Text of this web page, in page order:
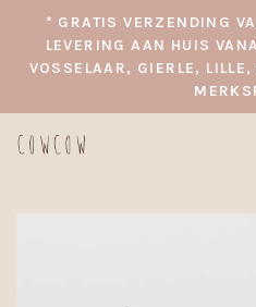
* GRATIS VERZENDING
LEVERING AAN HUIS
VOSSELAAR, GIERLE,